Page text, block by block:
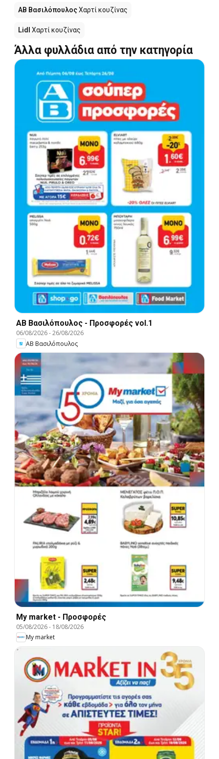
ΑΒ ΒασιλόπουλοςΧαρτί κουζίνας
Lidl Χαρτί κουζίνας
Άλλα φυλλάδια από την κατηγορία
ΑΒ Βασιλόπουλος - Προσφορές vol.1
06/08/2026-26/08/2026
ΑΒ Βασιλόπουλος
My market - Προσφορές
05/08/2026- 18/08/2026
My market